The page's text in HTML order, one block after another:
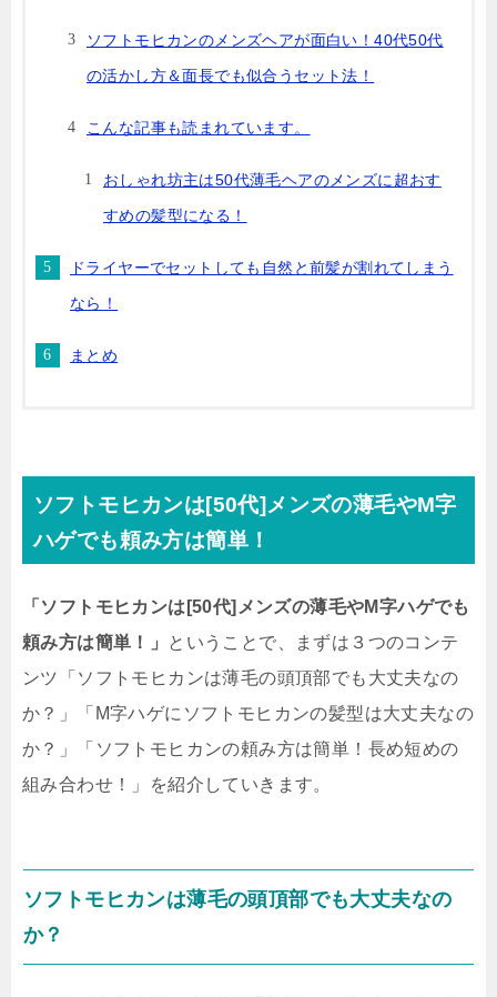
ソフトモヒカンのメンズヘアが面白い！40代50代
の活かし方＆面長でも似合うセット法！
こんな記事も読まれています。
おしゃれ坊主は50代薄毛ヘアのメンズに超おす
すめの髪型になる！
ドライヤーでセットしても自然と前髪が割れてしまう
なら！
まとめ
ソフトモヒカンは[50代]メンズの薄毛やM字
ハゲでも頼み方は簡単！
「ソフトモヒカンは[50代]メンズの薄毛やM字ハゲでも
頼み方は簡単！」
ということで、まずは３つのコンテ
ンツ「ソフトモヒカンは薄毛の頭頂部でも大丈夫なの
か？」「M字ハゲにソフトモヒカンの髪型は大丈夫なの
か？」「ソフトモヒカンの頼み方は簡単！長め短めの
組み合わせ！」を紹介していきます。
ソフトモヒカンは薄毛の頭頂部でも大丈夫なの
か？